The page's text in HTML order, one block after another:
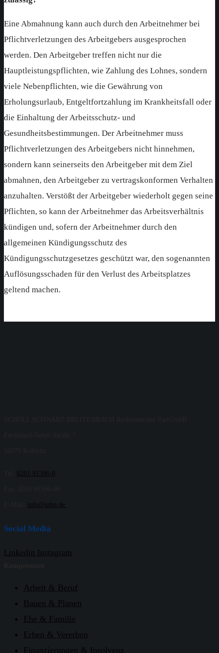
Eine Abmahnung kann auch durch den Arbeitnehmer bei
Pflichtverletzungen des Arbeitgebers ausgesprochen
werden. Den Arbeitgeber treffen nicht nur die
Hauptleistungspflichten, wie Zahlung des Lohnes, sondern
viele Nebenpflichten, wie die Gewährung von
Erholungsurlaub, Entgeltfortzahlung im Krankheitsfall oder
die Einhaltung der Arbeitsschutz- und
Gesundheitsbestimmungen. Der Arbeitnehmer muss
Pflichtverletzungen des Arbeitgebers nicht hinnehmen,
sondern kann seinerseits den Arbeitgeber mit dem Ziel
abmahnen, den Arbeitgeber zu vertragskonformen Verhalten
anzuhalten. Verstößt der Arbeitgeber wiederholt gegen seine
Pflichten, so kann der Arbeitnehmer das Arbeitsverhältnis
kündigen und, sofern der Arbeitnehmer durch den
allgemeinen Kündigungsschutz des
Kündigungsschutzgesetzes geschützt war, den sogenannten
Auflösungsschaden für den Verlust des Arbeitsplatzes
geltend machen.
0261 91506-0
info@ssbp.de
Social Media
Linkedin Instagram
Arbeit & Beruf
Bauen & Planen
Ehe & Familie
Erben & Vererben
Finanzierungen & Insolvenz